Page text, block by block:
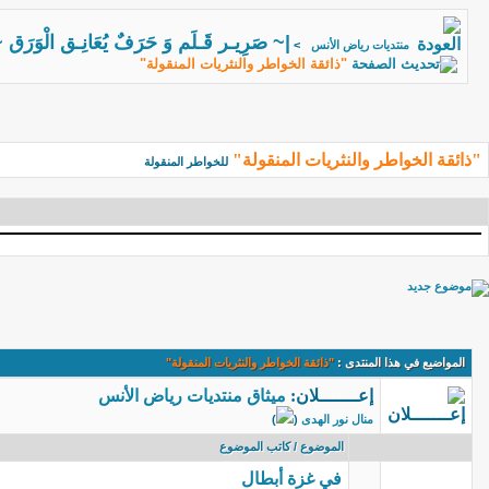
منتديات رياض الأنس > |~ صَرِيـر قَـلَم وَ حَرَفٌ يُعَانِـق الْوَرَق
"ذائقة الخواطر والنثريات المنقولة"
"ذائقة الخواطر والنثريات المنقولة" للخواطر المنقولة
المواضيع في هذا المنتدى :"ذائقة الخواطر والنثريات المنقولة"
إعـــــــلان: ميثاق منتديات رياض الأنس
منال نور الهدى (
)
الموضوع /كاتب الموضوع
في غزة أبطال